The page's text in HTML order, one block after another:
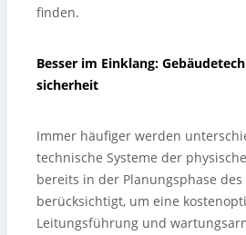
finden.
Besser im Einklang:
sicherheit
Immer häufiger werden
technische Systeme der
bereits in der Planungsphase des
berücksichtigt, um eine
Leitungsführung und